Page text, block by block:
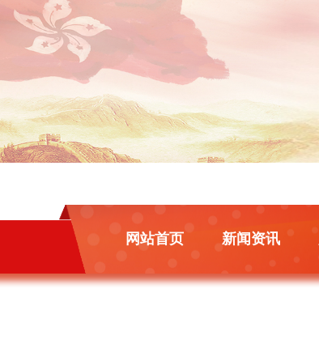
网站首页 新闻资讯